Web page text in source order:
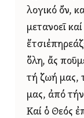
λογικό ὄν,
μετανοεῖ
ὅλη, ἄς
τή ζωή μας,
μας, ἀπό
Καί ὁ Θεός